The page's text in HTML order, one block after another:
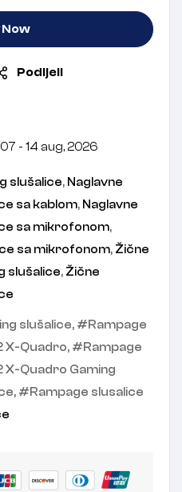
Now
Podijeli
07 - 14 aug, 2026
slušalice, Naglavne
sa kablom, Naglavne
sa mikrofonom,
sa mikrofonom, Žične
slušalice, Žične
slušalice,
Rampage
X-Quadro,
Rampage
X-Quadro Gaming
,
Rampage slusalice